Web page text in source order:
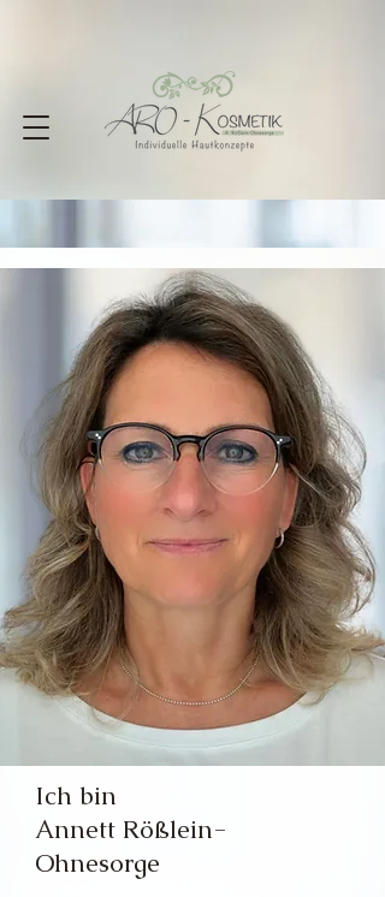
Ich bin
Annett Rößlein-
Ohnesorge